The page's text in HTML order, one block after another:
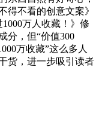
得不看的创意文案》
万人收藏！》修
分，但“价值300
万收藏”这么多人
货，进一步吸引读者